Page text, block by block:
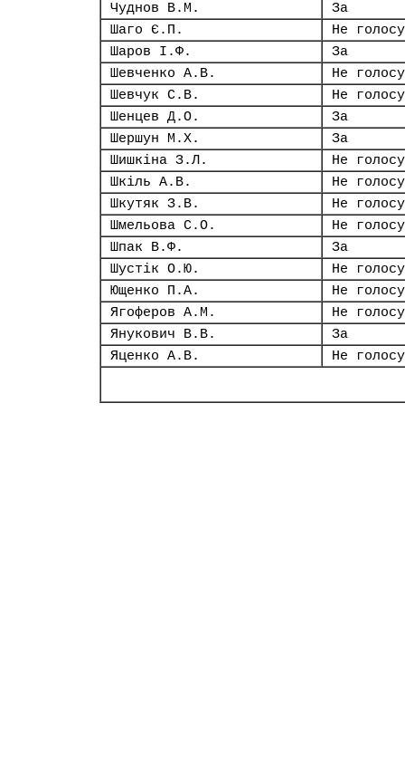
Чуднов В.М.
За
Шаго Є.П.
Не
Шаров І.Ф.
За
Шевченко А.В.
Не
Шевчук С.В.
Не
Шенцев Д.О.
За
Шершун М.Х.
За
Шишкіна З.Л.
Не
Шкіль А.В.
Не
Шкутяк З.В.
Не
Шмельова С.О.
Не
Шпак В.Ф.
За
Шустік О.Ю.
Не
Ющенко П.А.
Не
Ягоферов А.М.
Не
Янукович В.В.
За
Яценко А.В.
Не